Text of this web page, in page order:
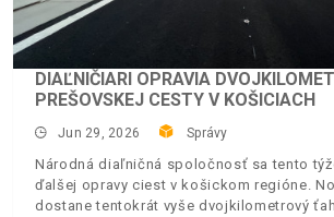
DIAĽNIČIARI OPRAVIA
PREŠOVSKEJ CESTY V KOŠICIACH
Jun 29, 2026 Správy
Národná diaľničná spoločnosť sa tento
ďalšej opravy ciest v košickom regióne.
dostane tentokrát vyše dvojkilometrový